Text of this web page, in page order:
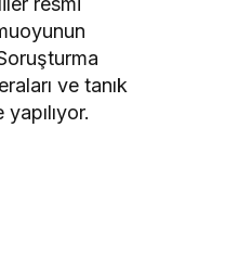
ve tanık